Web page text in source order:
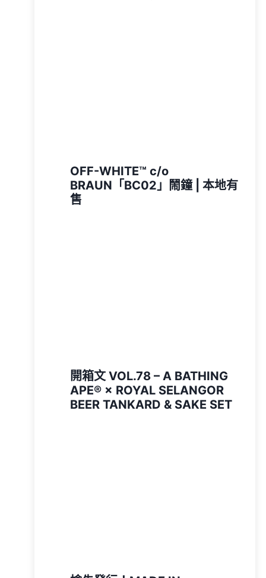
OFF-WHITE™ c/o
BRAUN「BC02」鬧鐘 | 本地有
售
開箱文 VOL.78 – A BATHING
APE®︎ × ROYAL SELANGOR
BEER TANKARD & SAKE SET